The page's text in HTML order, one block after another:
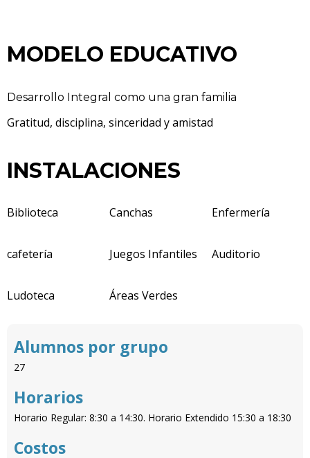
MODELO EDUCATIVO
Desarrollo Integral como una gran familia
Gratitud, disciplina, sinceridad y amistad
INSTALACIONES
Biblioteca Canchas Enfermería
cafetería Juegos Infantiles Auditorio
Ludoteca Áreas Verdes
Alumnos por grupo
27
Horarios
Horario Regular: 8:30 a 14:30. Horario Extendido 15:30 a 18:30
Costos